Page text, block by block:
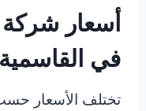
أسعار
في القاسمية
تختلف الأسعار